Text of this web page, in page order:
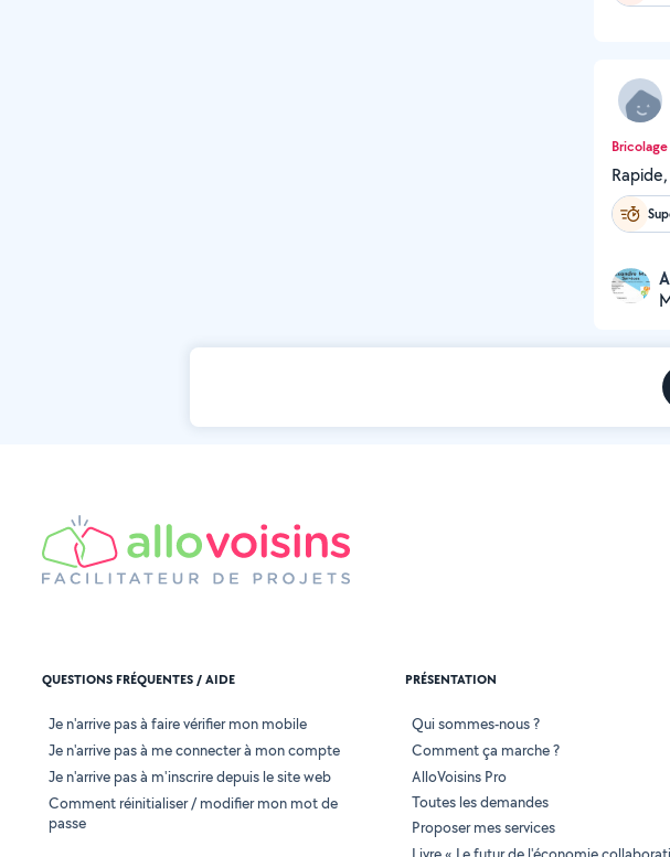
QUESTIONS FRÉQUENTES / AIDE
Je n'arrive pas à faire vérifier mon mobile
Je n'arrive pas à me connecter à mon compte
Je n'arrive pas à m'inscrire depuis le site web
Comment réinitialiser / modifier mon mot de
passe
PRÉSENTATION
Qui sommes-nous ?
Comment ça marche ?
AlloVoisins Pro
Toutes les demandes
Proposer mes services